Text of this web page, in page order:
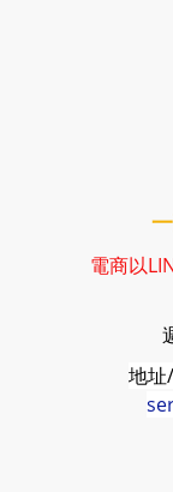
電商以
地址